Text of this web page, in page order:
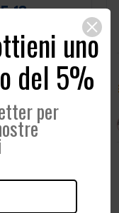
18
€
uno
del 5%
per